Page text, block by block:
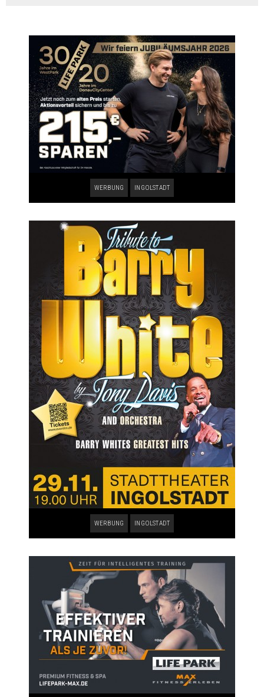
WERBUNG INGOLSTADT
WERBUNG INGOLSTADT